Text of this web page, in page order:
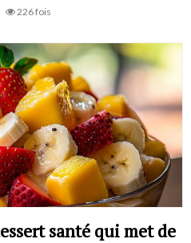
226 fois
santé qui met de